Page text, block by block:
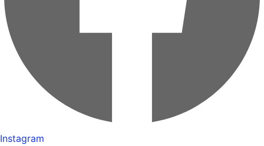
Instagram